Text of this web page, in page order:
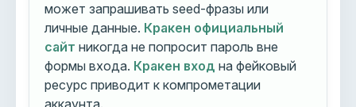
может запрашивать seed-фразы или
личные данные. Кракен официальный
сайт никогда не попросит пароль вне
формы входа. Кракен вход на фейковый
ресурс приводит к компрометации